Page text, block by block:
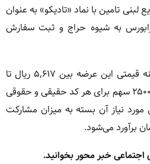
تامین با نماد «تادیکو» به عنوان
به شیوه حراج و ثبت سفارش
محدوده قیمت و سهمیه: دامنه قیمتی این عرضه بین ۵,۶۱۷ ریال تا
۶,۳۳۳ ریال با حداکثر سهمیه ۲۵۰۰ سهم برای هر کد حقیقی و حقوقی
نیاز آن بسته به میزان مشارکت
خبر محور بخوانید.